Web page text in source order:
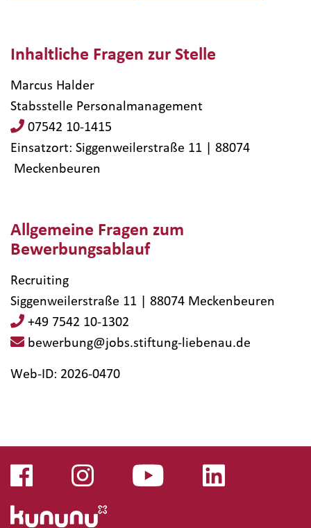
Inhaltliche Fragen zur Stelle
Marcus Halder
Stabsstelle Personalmanagement
07542 10-1415
Einsatzort: Siggenweilerstraße 11 | 88074​
Meckenbeuren
Allgemeine Fragen zum
Bewerbungsablauf
Recruiting
Siggenweilerstraße 11 | 88074 Meckenbeuren
+49 7542 10-1302
bewerbung@jobs.stiftung-liebenau.de
Web-ID: 2026-0470